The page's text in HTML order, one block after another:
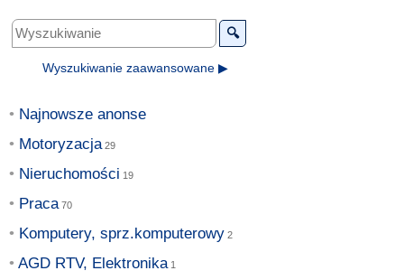
🔍
Wyszukiwanie zaawansowane ▶
Najnowsze anonse
Motoryzacja
Nieruchomości
Praca
Komputery, sprz.komputerowy
AGD RTV, Elektronika